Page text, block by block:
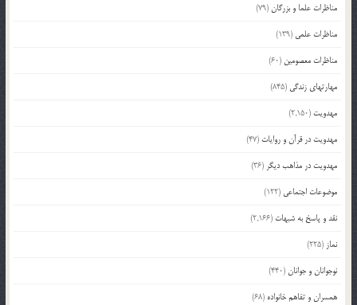
مناظرات علما و بزرگان(79)
مناظرات علمی (139)
مناظرات معصومین (60)
مهارتهای زندگی (845)
مهدویت (2,150)
مهدویت در قرآن و روایات (47)
مهدویت در مذاهب دیگر (36)
موضوعات اجتماعی (122)
نقد و پاسخ به شبهات (2,166)
نماز (225)
نوجوانان و جوانان(440)
همسران و تفاهم خانواده (68)